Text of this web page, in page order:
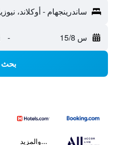
ساندرينجهام - أوكلاند،
س 15/8 -
بحث
...والمزيد